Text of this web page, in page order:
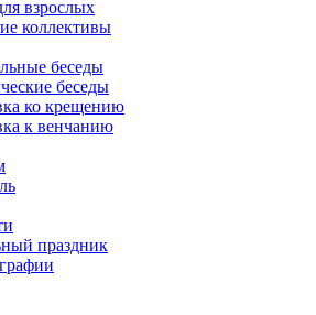
взрослых
коллективы
беседы
беседы
ко крещению
к венчанию
праздник